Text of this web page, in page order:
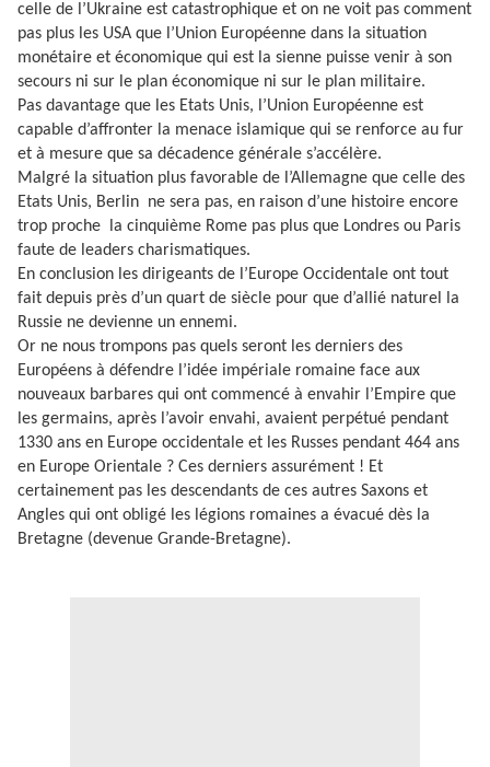
celle de l’Ukraine est catastrophique et on ne voit pas comment
pas plus les USA que l’Union Européenne dans la situation
monétaire et économique qui est la sienne puisse venir à son
secours ni sur le plan économique ni sur le plan militaire.
Pas davantage que les Etats Unis, l’Union Européenne est
capable d’affronter la menace islamique qui se renforce au fur
et à mesure que sa décadence générale s’accélère.
Malgré la situation plus favorable de l’Allemagne que celle des
Etats Unis, Berlin ne sera pas, en raison d’une histoire encore
trop proche
la cinquième Rome pas plus que Londres ou Paris
faute de leaders charismatiques.
En conclusion les dirigeants de l’Europe Occidentale ont tout
fait depuis près d’un quart de siècle pour que d’allié naturel la
Russie ne devienne un ennemi.
Or ne nous trompons pas quels seront les derniers des
Européens à défendre l’idée impériale romaine face aux
nouveaux barbares qui ont commencé à envahir l’Empire que
les germains, après l’avoir envahi, avaient perpétué pendant
1330 ans en Europe occidentale et les Russes pendant 464 ans
en Europe Orientale ? Ces derniers assurément ! Et
certainement pas les descendants de ces autres Saxons et
Angles qui ont obligé les légions romaines a évacué dès la
Bretagne (devenue Grande-Bretagne).